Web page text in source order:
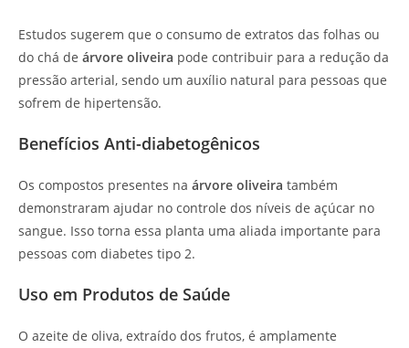
Estudos sugerem que o consumo de extratos das folhas ou
do chá de árvore oliveira pode contribuir para a redução da
pressão arterial, sendo um auxílio natural para pessoas que
sofrem de hipertensão.
Benefícios Anti-diabetogênicos
Os compostos presentes na árvore oliveira também
demonstraram ajudar no controle dos níveis de açúcar no
sangue. Isso torna essa planta uma aliada importante para
pessoas com diabetes tipo 2.
Uso em Produtos de Saúde
O azeite de oliva, extraído dos frutos, é amplamente